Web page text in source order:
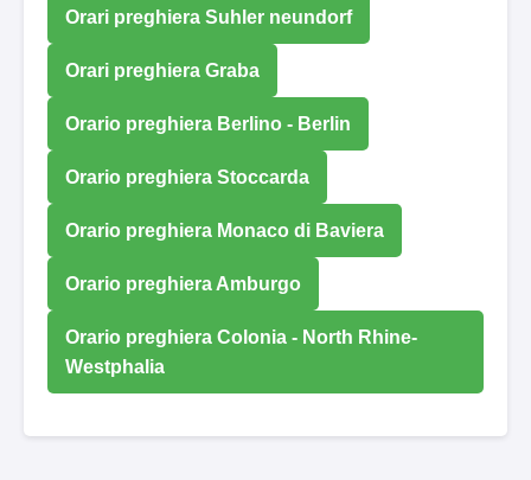
Orari preghiera Suhler neundorf
Orari preghiera Graba
Orario preghiera Berlino - Berlin
Orario preghiera Stoccarda
Orario preghiera Monaco di Baviera
Orario preghiera Amburgo
Orario preghiera Colonia - North Rhine-
Westphalia